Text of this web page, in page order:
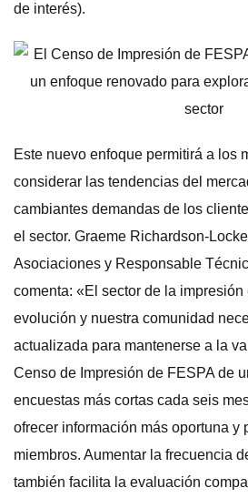
de interés).
Este nuevo enfoque permitirá a los
considerar las tendencias del
cambiantes demandas de los
el sector. Graeme Richardson-
Asociaciones y Responsable
comenta: «El sector de la impresión
evolución y nuestra comunidad
actualizada para mantenerse a la
Censo de Impresión de FESPA de
encuestas más cortas cada seis
ofrecer información más oportuna y
miembros. Aumentar la frecuencia
también facilita la evaluación